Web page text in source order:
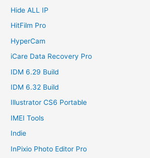
Hide ALL IP
HitFilm Pro
HyperCam
iCare Data Recovery Pro
IDM 6.29 Build
IDM 6.32 Build
Illustrator CS6 Portable
IMEI Tools
Indie
InPixio Photo Editor Pro